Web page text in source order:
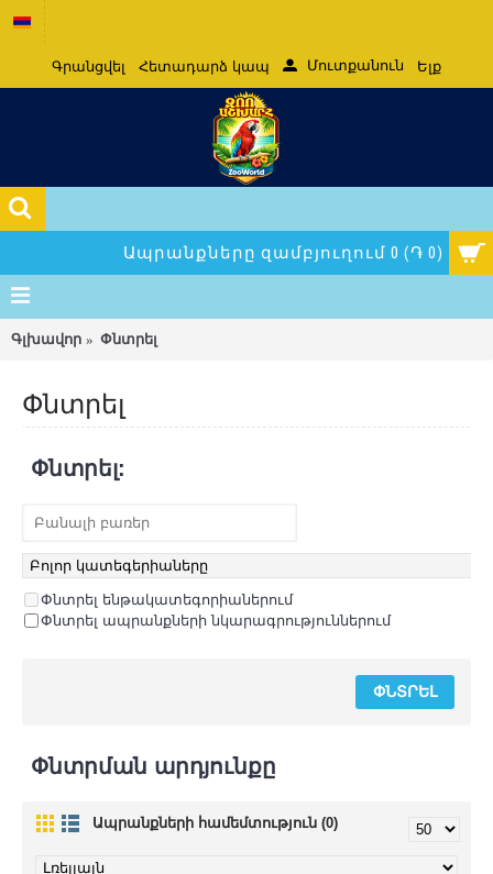
Գրանցվել Հետադարձ կապ Մուտքանուն Ելք
Ապրանքները զամբյուղում 0 (֏ 0)
Գլխավոր Փնտրել
Փնտրել
Փնտրել:
Փնտրել ենթակատեգորիաներում
Փնտրել ապրանքների նկարագրություններում
Փնտրման արդյունքը
Ապրանքների համեմտություն (0)